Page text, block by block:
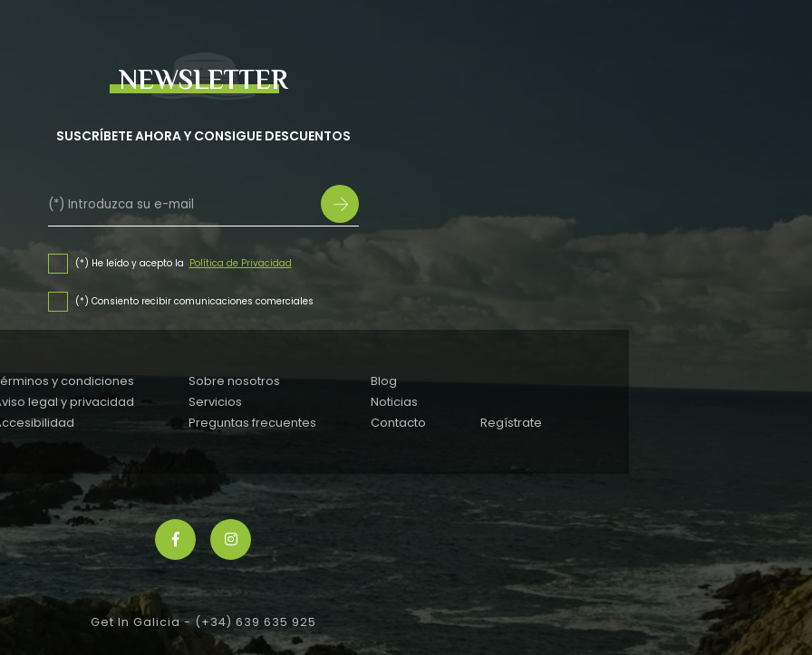
NEWSLETTER
SUSCRÍBETE AHORA Y CONSIGUE DESCUENTOS
(*) He leído y acepto la Política de Privacidad
(*) Consiento recibir comunicaciones comerciales
y condiciones
legal y privacidad
Sobre nosotros
Servicios
Preguntas frecuentes
Blog
Noticias
Contacto
Regístrate
Get In Galicia - (+34) 639 635 925